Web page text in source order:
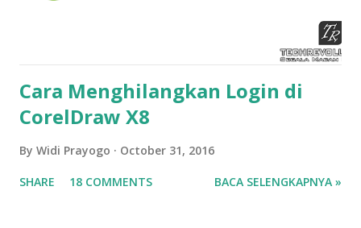
Cara Menghilangkan Login di
CorelDraw X8
By Widi Prayogo October 31, 2016
SHARE 18 COMMENTS BACA SELENGKAPNYA »